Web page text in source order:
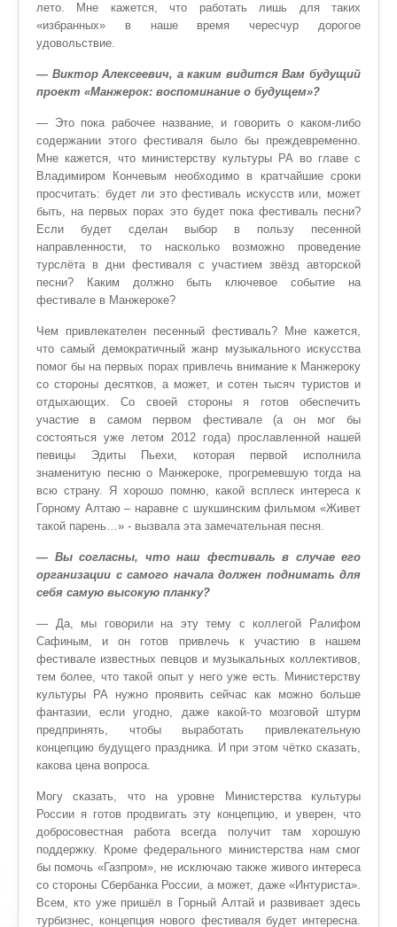
лето. Мне кажется, что работать лишь для таких
«избранных» в наше время чересчур дорогое
удовольствие.
— Виктор Алексеевич, а каким видится Вам будущий
проект «Манжерок: воспоминание о будущем»?
— Это пока рабочее название, и говорить о каком-либо
содержании этого фестиваля было бы преждевременно.
Мне кажется, что министерству культуры РА во главе с
Владимиром Кончевым необходимо в кратчайшие сроки
просчитать: будет ли это фестиваль искусств или, может
быть, на первых порах это будет пока фестиваль песни?
Если будет сделан выбор в пользу песенной
направленности, то насколько возможно проведение
турслёта в дни фестиваля с участием звёзд авторской
песни? Каким должно быть ключевое событие на
фестивале в Манжероке?
Чем привлекателен песенный фестиваль? Мне кажется,
что самый демократичный жанр музыкального искусства
помог бы на первых порах привлечь внимание к Манжероку
со стороны десятков, а может, и сотен тысяч туристов и
отдыхающих. Со своей стороны я готов обеспечить
участие в самом первом фестивале (а он мог бы
состояться уже летом 2012 года) прославленной нашей
певицы Эдиты Пьехи, которая первой исполнила
знаменитую песню о Манжероке, прогремевшую тогда на
всю страну. Я хорошо помню, какой всплеск интереса к
Горному Алтаю – наравне с шукшинским фильмом «Живет
такой парень…» - вызвала эта замечательная песня.
— Вы согласны, что наш фестиваль в случае его
организации с самого начала должен поднимать для
себя самую высокую планку?
— Да, мы говорили на эту тему с коллегой Ралифом
Сафиным, и он готов привлечь к участию в нашем
фестивале известных певцов и музыкальных коллективов,
тем более, что такой опыт у него уже есть. Министерству
культуры РА нужно проявить сейчас как можно больше
фантазии, если угодно, даже какой-то мозговой штурм
предпринять, чтобы выработать привлекательную
концепцию будущего праздника. И при этом чётко сказать,
какова цена вопроса.
Могу сказать, что на уровне Министерства культуры
России я готов продвигать эту концепцию, и уверен, что
добросовестная работа всегда получит там хорошую
поддержку. Кроме федерального министерства нам смог
бы помочь «Газпром», не исключаю также живого интереса
со стороны Сбербанка России, а может, даже «Интуриста».
Всем, кто уже пришёл в Горный Алтай и развивает здесь
турбизнес, концепция нового фестиваля будет интересна.